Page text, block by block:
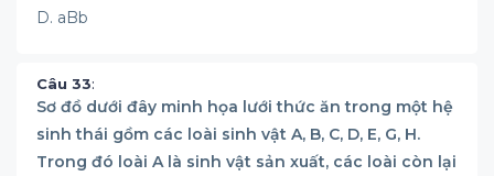
D. aBb
Câu 33:
Sơ đồ dưới đây minh họa lưới thức ăn trong một hệ
sinh thái gồm các loài sinh vật A, B, C, D, E, G, H.
Trong đó loài A là sinh vật sản xuất, các loài còn lại